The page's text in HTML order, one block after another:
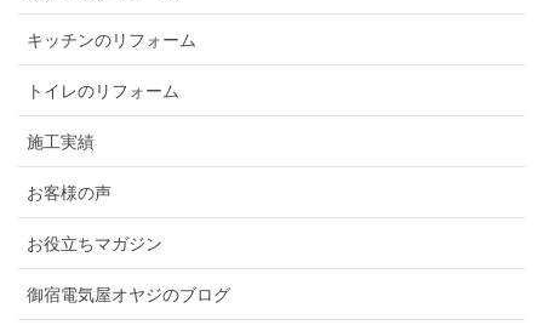
キッチンのリフォーム
トイレのリフォーム
施工実績
お客様の声
お役立ちマガジン
御宿電気屋オヤジのブログ